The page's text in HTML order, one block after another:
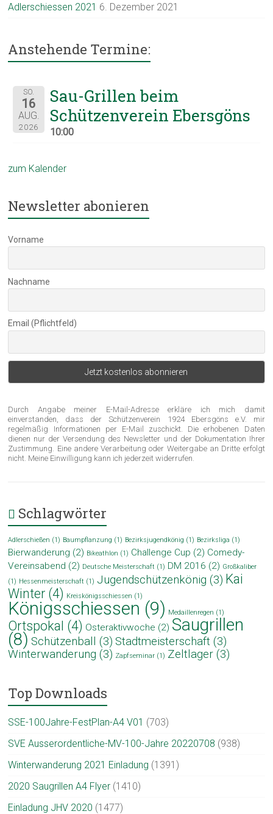
Adlerschiessen 2021 6. Dezember 2021
Anstehende Termine:
SO.
16
AUG.
2026
Sau-Grillen beim
Schützenverein Ebersgöns
10:00
zum Kalender
Newsletter abonieren
Vorname
Nachname
Email (Pflichtfeld)
Durch Angabe meiner E-Mail-Adresse erkläre ich mich damit
einverstanden, dass der Schützenverein 1924 Ebersgöns e.V. mir
regelmäßig Informationen per E-Mail zuschickt. Die erhobenen Daten
dienen nur der Versendung des Newsletter und der Dokumentation Ihrer
Zustimmung. Eine andere Verarbeitung oder Weitergabe an Dritte erfolgt
nicht. Meine Einwilligung kann ich jederzeit widerrufen.
Schlagwörter
Adlerschießen (1) Baumpflanzung (1) Bezirksjugendkönig (1) Bezirksliga (1)
Bierwanderung (2) Bikeathlon (1) Challenge Cup (2) Comedy-
Vereinsabend (2) Deutsche Meisterschaft (1) DM 2016 (2) Großkaliber
(1) Hessenmeisterschaft (1) Jugendschützenkönig (3) Kai
Winter (4) Kreiskönigsschiessen (1)
Königsschiessen (9) Medaillenregen (1)
Ortspokal (4) Osteraktivwoche (2) Saugrillen
(8) Schützenball (3) Stadtmeisterschaft (3)
Winterwanderung (3) Zapfseminar (1) Zeltlager (3)
Top Downloads
SSE-100Jahre-FestPlan-A4 V01 (703)
SVE Ausserordentliche-MV-100-Jahre 20220708 (938)
Winterwanderung 2021 Einladung (1391)
2020 Saugrillen A4 Flyer (1410)
Einladung JHV 2020 (1477)